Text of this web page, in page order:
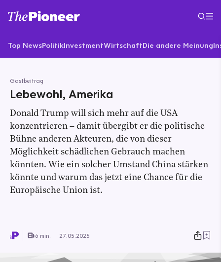
Top NewsPolitikInvestmentWirtschaftDie andere Meinung
Gastbeitrag
Lebewohl, Amerika
Donald Trump will sich mehr auf die USA
konzentrieren – damit übergibt er die politische
Bühne anderen Akteuren, die von dieser
Möglichkeit schädlichen Gebrauch machen
könnten. Wie ein solcher Umstand China stärken
könnte und warum das jetzt eine Chance für die
Europäische Union ist.
6 min. 27.05.2025